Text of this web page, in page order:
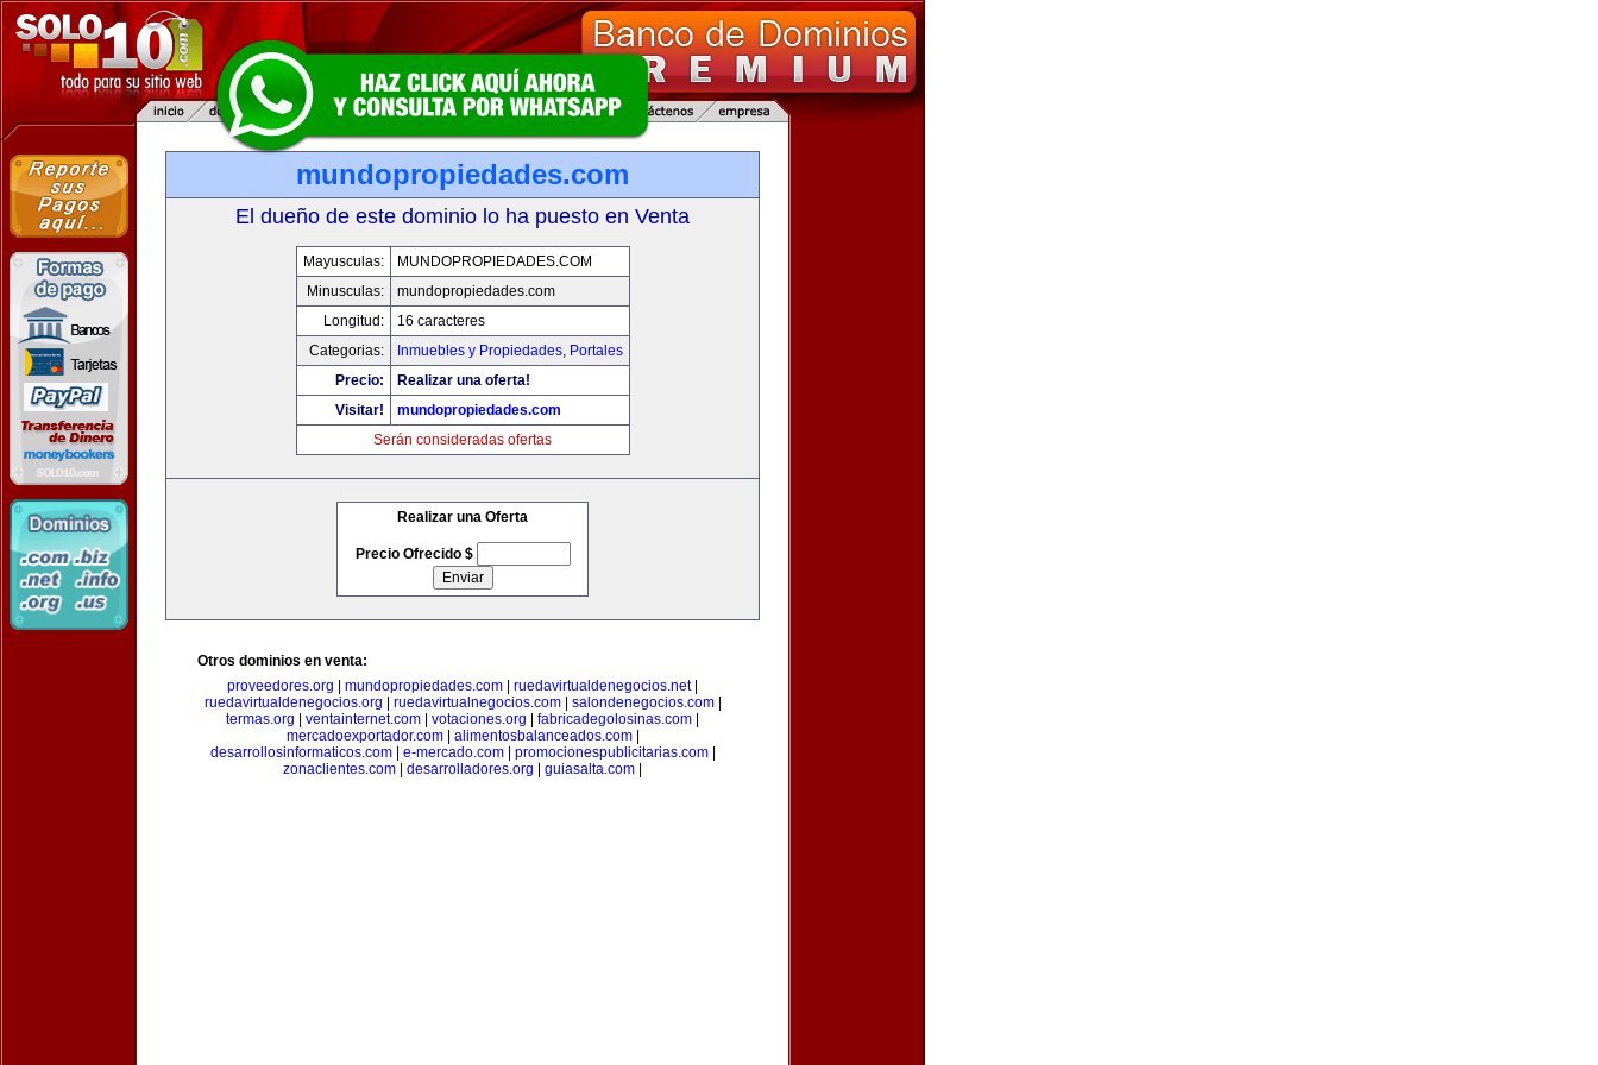
mundopropiedades.com
El dueño de este dominio lo ha puesto en Venta
Mayusculas:
MUNDOPROPIEDADES.COM
Minusculas:
mundopropiedades.com
Longitud:
16 caracteres
Categorias:
Inmuebles y Propiedades, Portales
Precio:
Realizar una oferta!
Visitar!
mundopropiedades.com
Serán consideradas ofertas
Realizar una Oferta
Precio Ofrecido $
Otros dominios en venta:
proveedores.org
mundopropiedades.com ruedavirtualdenegocios.net|
ruedavirtualdenegocios.org
ruedavirtualnegocios.com| salondenegocios.com|
termas.org
ventainternet.com votaciones.org fabricadegolosinas.com
mercadoexportador.com| alimentosbalanceados.com|
desarrollosinformaticos.com| e-mercado.com| promocionespublicitarias.com|
zonaclientes.com
desarrolladores.org guiasalta.com